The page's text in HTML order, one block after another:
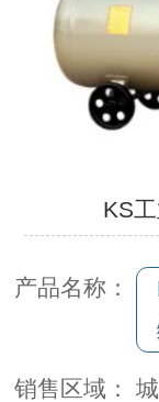
KS
产品名称：
销售区域：